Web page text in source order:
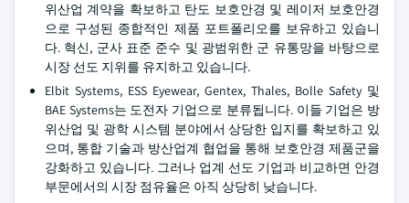
위산업 계약을 확보하고 탄도 보호안경 및 레이저 보호안경
으로 구성된 종합적인 제품 포트폴리오를 보유하고 있습니
다. 혁신, 군사 표준 준수 및 광범위한 군 유통망을 바탕으로
시장 선도 지위를 유지하고 있습니다.
Elbit Systems, ESS Eyewear, Gentex, Thales, Bolle Safety 및
BAE Systems는 도전자 기업으로 분류됩니다. 이들 기업은 방
위산업 및 광학 시스템 분야에서 상당한 입지를 확보하고 있
으며, 통합 기술과 방산업계 협업을 통해 보호안경 제품군을
강화하고 있습니다. 그러나 업계 선도 기업과 비교하면 안경
부문에서의 시장 점유율은 아직 상당히 낮습니다.